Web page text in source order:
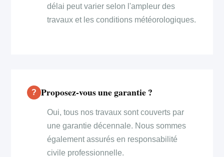
délai peut varier selon l'ampleur des
travaux et les conditions météorologiques.
Proposez-vous une garantie ?
Oui, tous nos travaux sont couverts par
une garantie décennale. Nous sommes
également assurés en responsabilité
civile professionnelle.